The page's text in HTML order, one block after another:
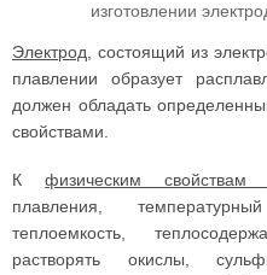
изготовлении
Электрод , состоящий из
плавлении образует
должен обладать
свойствами.
Кфизическим свойствам
плавления,
теплоемкость,
растворять окислы,